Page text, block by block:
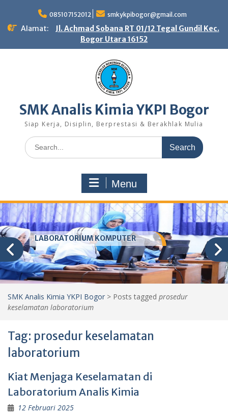
content
085107152012 smkykpibogor@gmail.com
Alamat:
Jl. Achmad Sobana RT 01/12 Tegal Gundil Kec.
Bogor Utara 16152
SMK Analis Kimia YKPI Bogor
Siap Kerja, Disiplin, Berprestasi & Berakhlak Mulia
Search
for:
Menu
LABORATORIUM KOMPUTER
SMK Analis Kimia YKPI Bogor > Posts tagged prosedur
keselamatan laboratorium
Tag: prosedur keselamatan
laboratorium
Kiat Menjaga Keselamatan di
Laboratorium Analis Kimia
12 Februari 2025